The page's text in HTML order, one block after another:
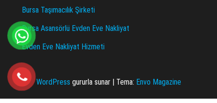
Bursa Taşımacılık Şirketi
Bursa Asansörlü Evden Eve Nakliyat
Evden Eve Nakliyat Hizmeti
WordPress gururla sunar | Tema: Envo Magazine